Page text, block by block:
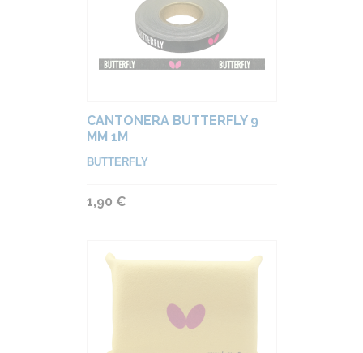
CANTONERA BUTTERFLY 9
MM 1M
BUTTERFLY
1,90 €